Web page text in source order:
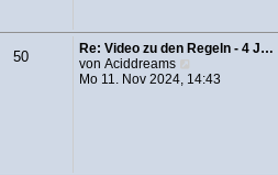
r
a
g
B
e
t
s
t
e
r
50
Re: Video zu den Regeln - 4 J…
vonAciddreams
e
Mo 11. Nov 2024, 14:43